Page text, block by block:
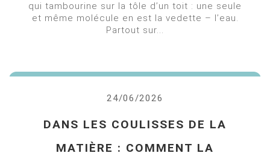
qui tambourine sur la tôle d’un toit : une seule
et même molécule en est la vedette – l’eau.
Partout sur...
24/06/2026
DANS LES COULISSES DE LA
MATIÈRE : COMMENT LA